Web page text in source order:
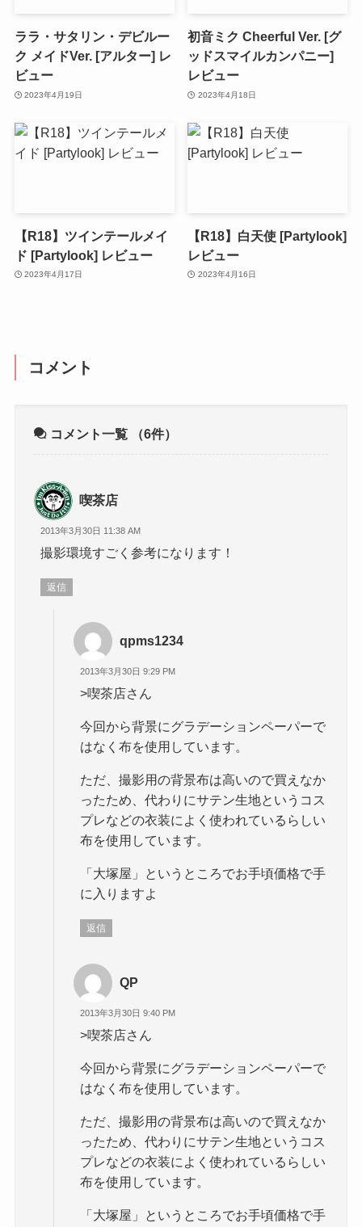
ララ・サタリン・デビルー
ク メイドVer. [アルター] レ
ビュー
2023年4月19日
初音ミク Cheerful Ver. [グ
ッドスマイルカンパニー]
レビュー
2023年4月18日
【R18】ツインテールメイ
ド [Partylook] レビュー
2023年4月17日
【R18】白天使 [Partylook]
レビュー
2023年4月16日
コメント
コメント一覧 （6件）
喫茶店
2013年3月30日 11:38 AM
撮影環境すごく参考になります！
返信
qpms1234
2013年3月30日 9:29 PM
>喫茶店さん
今回から背景にグラデーションペーパーで
はなく布を使用しています。
ただ、撮影用の背景布は高いので買えなか
ったため、代わりにサテン生地というコス
プレなどの衣装によく使われているらしい
布を使用しています。
「大塚屋」というところでお手頃価格で手
に入りますよ
返信
QP
2013年3月30日 9:40 PM
>喫茶店さん
今回から背景にグラデーションペーパーで
はなく布を使用しています。
ただ、撮影用の背景布は高いので買えなか
ったため、代わりにサテン生地というコス
プレなどの衣装によく使われているらしい
布を使用しています。
「大塚屋」というところでお手頃価格で手